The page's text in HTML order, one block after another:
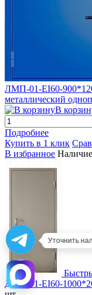
ЛМП-01-EI60-
металлический
В
Подробнее
Купить в 1 клик
В избранное
ДМП-01-EI60-
Уточнить